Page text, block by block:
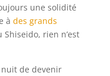
une solidité
à des grands
Shiseido, rien n’est
de devenir